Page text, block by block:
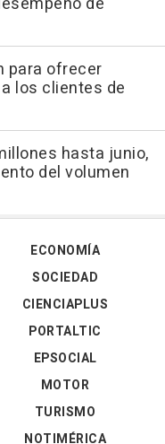
para ofrecer
los clientes de
hasta junio,
del volumen
ECONOMÍA
SOCIEDAD
CIENCIAPLUS
PORTALTIC
EPSOCIAL
MOTOR
TURISMO
NOTIMÉRICA